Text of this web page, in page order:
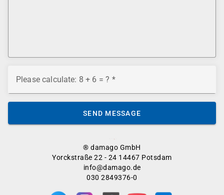
® damago GmbH
Yorckstraße 22 - 24 14467 Potsdam
info@damago.de
030 2849376-0
Please calculate: 8 + 6 = ?
SEND MESSAGE